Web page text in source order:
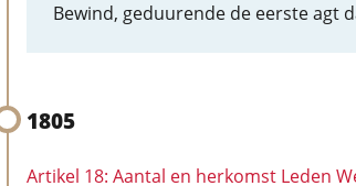
Bewind, geduurende de eerste agt
1805
Artikel 18: Aantal en herkomst Leden